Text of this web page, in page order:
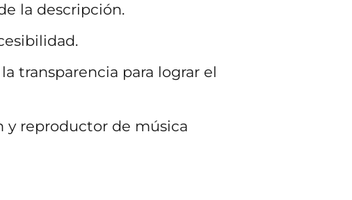
la descripción.
transparencia para lograr el
y reproductor de música